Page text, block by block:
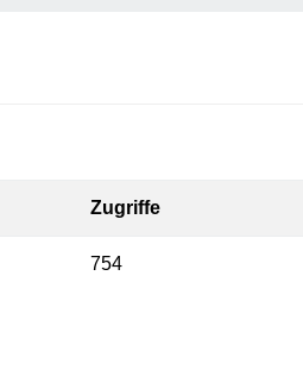
Zugriffe
754